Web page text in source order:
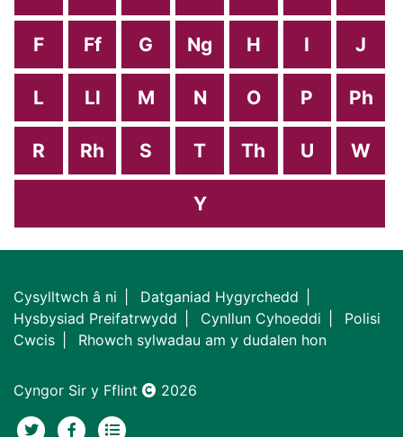
F Ff G Ng H I J
L Ll M N O P Ph
R Rh S T Th U W
Y
Cysylltwch â ni
Datganiad Hygyrchedd
Hysbysiad Preifatrwydd
Cynllun Cyhoeddi
Polisi
Cwcis
Rhowch sylwadau am y dudalen hon
Cyngor Sir y Fflint 2026